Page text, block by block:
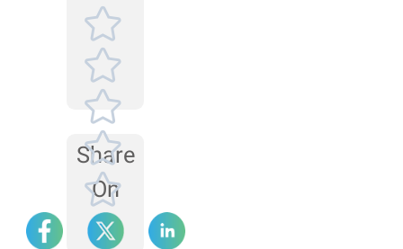
수 있고, 샘플 셀 내부나
렌즈 표면에 불순물이
부착되었을 수 있습니
Share
On